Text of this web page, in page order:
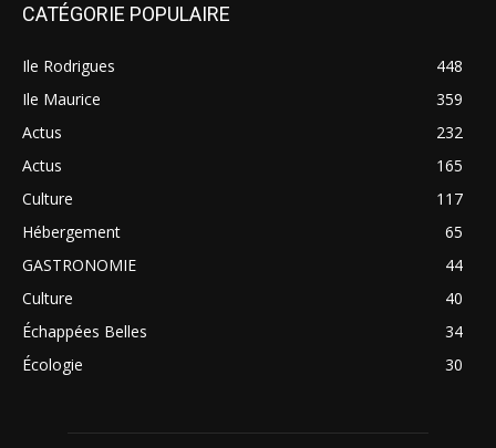
CATÉGORIE POPULAIRE
Ile Rodrigues
448
Ile Maurice
359
Actus
232
Actus
165
Culture
117
Hébergement
65
GASTRONOMIE
44
Culture
40
Échappées Belles
34
Écologie
30